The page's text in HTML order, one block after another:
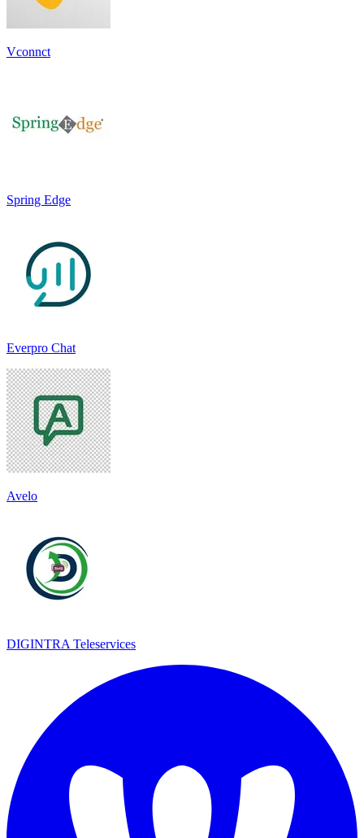
Vconnct
Spring Edge
Everpro Chat
Avelo
DIGINTRA Teleservices